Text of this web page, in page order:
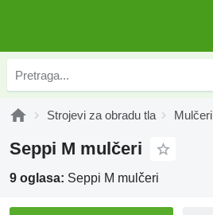
Strojevi za obradu tla Mulčeri
Seppi M mulčeri
9 oglasa: Seppi M mulčeri